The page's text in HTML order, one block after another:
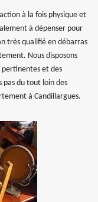
à la fois physique et
à dépenser pour
très qualifié en débarras
Nous disposons
pertinentes et des
pas du tout loin des
à Candillargues.